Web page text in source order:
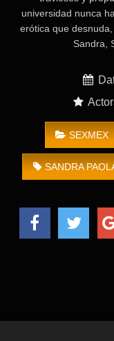
universidad nunca
erótica que
Sandra,
SEXMEX
SANDRA